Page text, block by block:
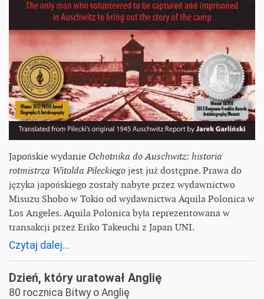
Japońskie wydanie Ochotnika do Auschwitz: historia
rotmistrza Witolda Pileckiegojest już dostępne. Prawa do
języka japońskiego zostały nabyte przez wydawnictwo
Misuzu Shobo w Tokio od wydawnictwa Aquila Polonica w
Los Angeles. Aquila Polonica była reprezentowana w
transakcji przez Eriko Takeuchi z Japan UNI.
Czytaj dalej...
Dzień, który uratował Anglię
80 rocznica Bitwy o Anglię